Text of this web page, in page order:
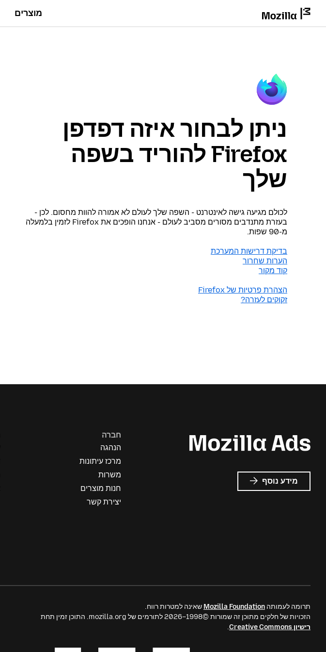
מוצרים
ניתן לבחור איזה דפדפן
Firefox להוריד בשפה
שלך
לכולם מגיעה גישה לאינטרנט - השפה שלך לעולם לא אמורה להוות מחסום. לכן -
בעזרת מתנדבים מסורים מסביב לעולם - אנחנו הופכים את Firefox לזמין בלמעלה
מ-90 שפות.
בדיקת דרישות המערכת
הערות שחרור
קוד מקור
הצהרת פרטיות של Firefox
זקוקים לעזרה?
מידע נוסף על
פרסומות
חברה
הנהגה
מרכז עיתונות
משרות
חנות מוצרים
יצירת קשר
תרומה לעמותה Mozilla Foundation שאינה למטרות רווח.
הזכויות של חלקים מתוכן זה שמורות ©1998–2026 לתורמים של mozilla.org. התוכן זמין תחת
רישיון Creative Commons
.